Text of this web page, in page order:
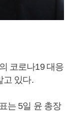
코로나19 대응
고 있다.
는 5일 윤 총장